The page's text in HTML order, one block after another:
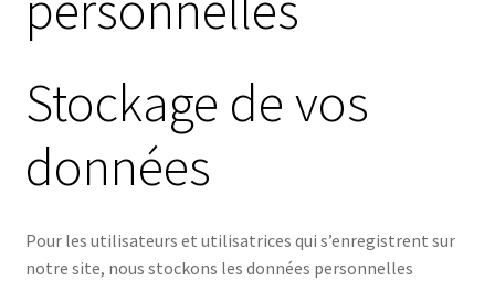
Stockage de vos
données
Pour les utilisateurs et utilisatrices qui s’enregistrent sur
notre site, nous stockons les données personnelles